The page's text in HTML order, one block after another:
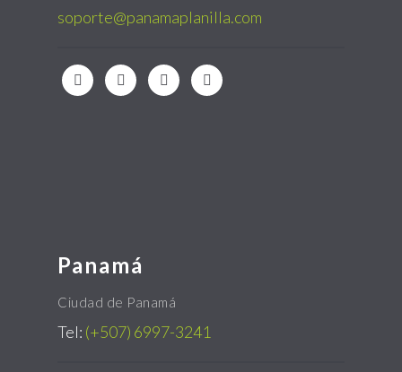
soporte@panamaplanilla.com
Panamá
Ciudad de Panamá
Tel: (+507) 6997-3241